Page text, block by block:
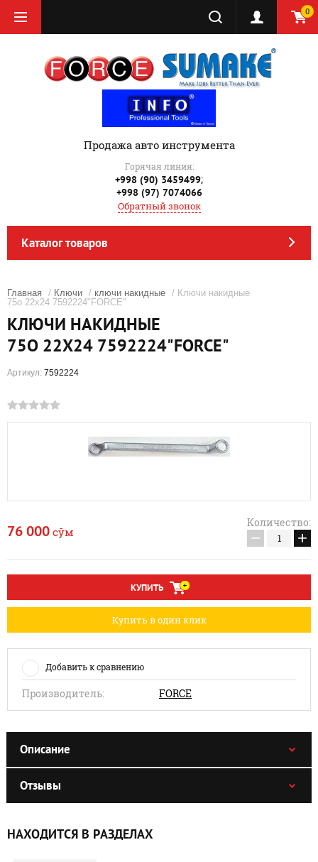
0
Продажа авто инструмента
Горячая линия:
+998 (90) 3459499;
+998 (97) 7074066
Обратный звонок
Каталог товаров
Главная / Ключи / ключи накидные / Ключи накидные
75о 22x24 7592224"FORCE"
КЛЮЧИ НАКИДНЫЕ
75О 22X24 7592224"FORCE"
Артикул: 7592224
76 000 сўм
Количество:
− +
КУПИТЬ
Купить в один клик
Добавить к сравнению
Производитель: FORCE
Описание
Отзывы
НАХОДИТСЯ В РАЗДЕЛАХ